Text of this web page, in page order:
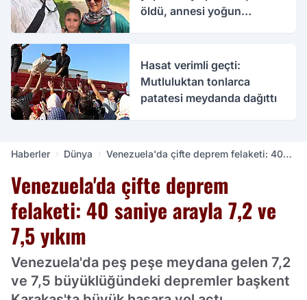
öldü, annesi yoğun
Hasat verimli geçti:
Mutluluktan tonlarca
patatesi meydanda dağıttı
Haberler Dünya
Venezuela'da çifte deprem felaketi: 40
Venezuela'da çifte deprem
felaketi: 40 saniye arayla 7,2 ve
7,5 yıkım
Venezuela'da peş peşe meydana gelen 7,2
ve 7,5 büyüklüğündeki depremler başkent